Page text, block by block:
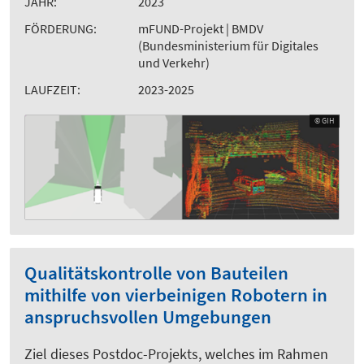
FÖRDERUNG:
mFUND-Projekt | BMDV
(Bundesministerium für Digitales
und Verkehr)
LAUFZEIT:
2023-2025
© GIH
Qualitätskontrolle von Bauteilen
mithilfe von vierbeinigen Robotern in
anspruchsvollen Umgebungen
Ziel dieses Postdoc-Projekts, welches im Rahmen